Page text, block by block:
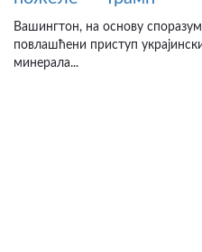
Вашингтон, на основу
повлашћени приступ
минерала...